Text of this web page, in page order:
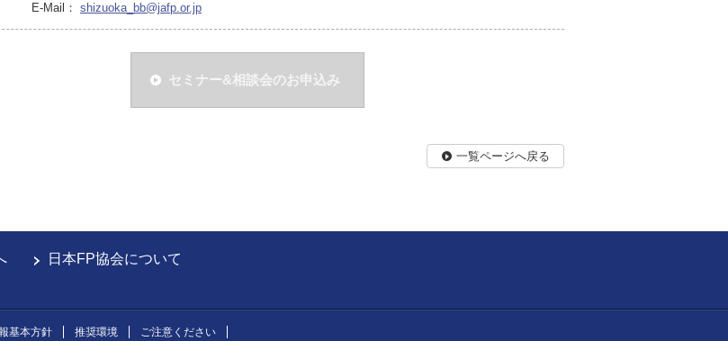
E-Mail： shizuoka_bb@jafp.or.jp
セミナー&相談会のお申込み
一覧ページへ戻る
日本FP協会について
基本方針 推奨環境 ご注意ください